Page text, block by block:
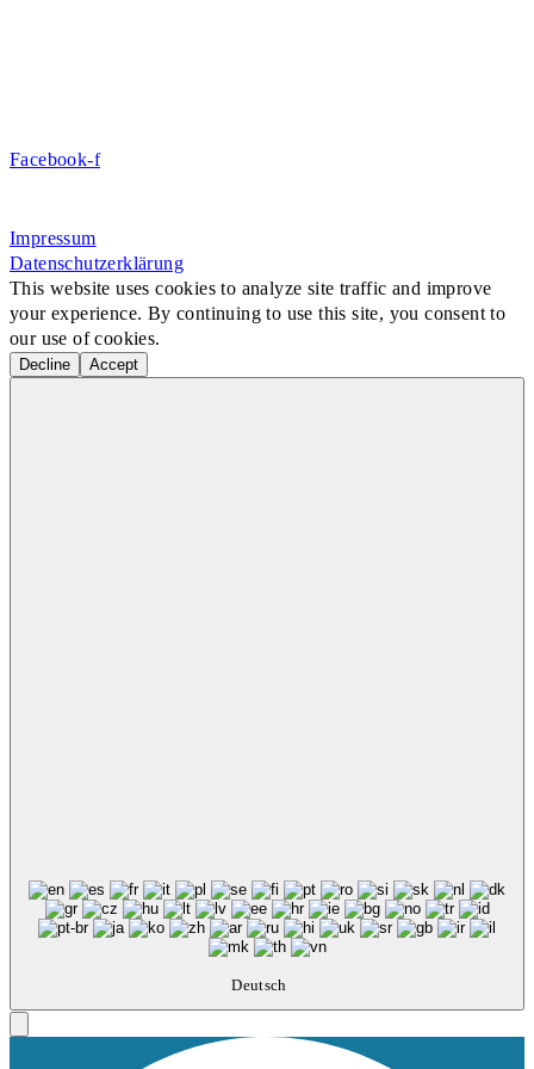
Facebook-f
Impressum
Datenschutzerklärung
This website uses cookies to analyze site traffic and improve
your experience. By continuing to use this site, you consent to
our use of cookies.
Decline Accept
Deutsch